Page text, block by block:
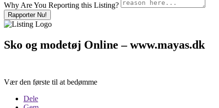
Why Are You Reporting this Listing?
Rapporter Nu!
Sko og modetøj Online – www.mayas.dk
Vær den første til at bedømme
Dele